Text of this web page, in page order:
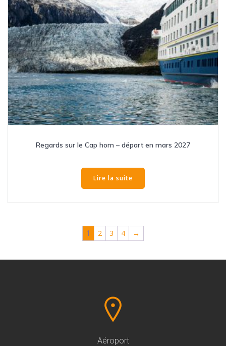
Regards sur le Cap horn – départ en mars 2027
Lire la suite
1 2 3 4 →
Aéroport